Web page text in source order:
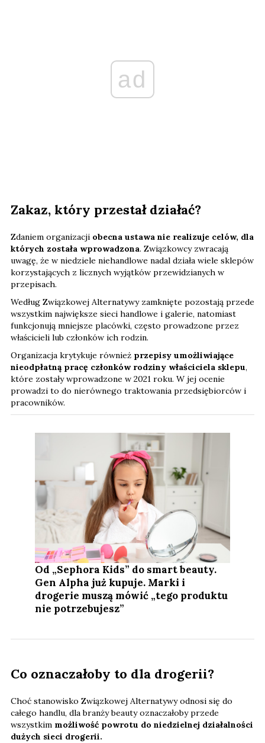
ad
Zakaz, który przestał działać?
Zdaniem organizacji obecna ustawa nie realizuje celów, dla
których została wprowadzona. Związkowcy zwracają
uwagę, że w niedziele niehandlowe nadal działa wiele sklepów
korzystających z licznych wyjątków przewidzianych w
przepisach.
Według Związkowej Alternatywy zamknięte pozostają przede
wszystkim największe sieci handlowe i galerie, natomiast
funkcjonują mniejsze placówki, często prowadzone przez
właścicieli lub członków ich rodzin.
Organizacja krytykuje również przepisy umożliwiające
nieodpłatną pracę członków rodziny właściciela sklepu,
które zostały wprowadzone w 2021 roku. W jej ocenie
prowadzi to do nierównego traktowania przedsiębiorców i
pracowników.
Od „Sephora Kids” do smart beauty.
Gen Alpha już kupuje. Marki i
drogerie muszą mówić „tego produktu
nie potrzebujesz”
Co oznaczałoby to dla drogerii?
Choć stanowisko Związkowej Alternatywy odnosi się do
całego handlu, dla branży beauty oznaczałoby przede
wszystkim możliwość powrotu do niedzielnej działalności
dużych sieci drogerii.